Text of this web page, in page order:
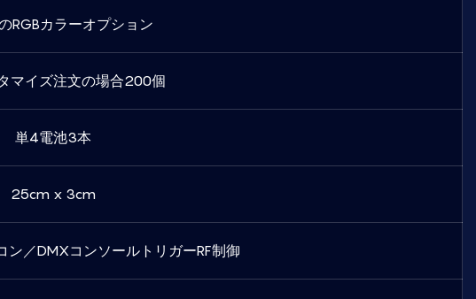
RGBカラーオプション
マイズ注文の場合200個
単4電池3本
25cm x 3cm
ン／DMXコンソールトリガーRF制御